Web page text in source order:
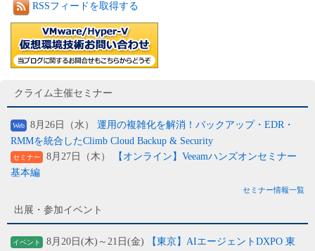
RSSフィードを取得する
クライム主催セミナー
Web 8月26日（水） 運用の複雑化を解消！バックアップ・EDR・
RMMを統合したClimb Cloud Backup & Security
セミナー 8月27日（木）
【オンライン】Veeamハンズオンセミナー
基本編
セミナー情報一覧
出展・参加イベント
イベント 8月20日(木)～21日(金)
【東京】AIエージェントDXPO 東